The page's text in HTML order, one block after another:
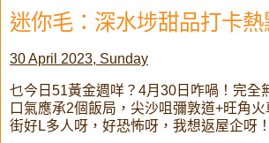
迷你毛：深水埗甜品打卡熱
30 April 2023, Sunday
乜今日51黃金週咩？4月30日咋喎！完全
口氣應承2個飯局，尖沙咀彌敦道+旺角
街好L多人呀，好恐怖呀，我想返屋企呀